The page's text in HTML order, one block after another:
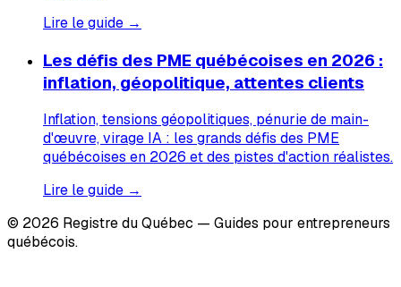
Lire le guide →
Les défis des PME québécoises en 2026 :
inflation, géopolitique, attentes clients
Inflation, tensions géopolitiques, pénurie de main-
d'œuvre, virage IA : les grands défis des PME
québécoises en 2026 et des pistes d'action réalistes.
Lire le guide →
© 2026 Registre du Québec — Guides pour entrepreneurs
québécois.